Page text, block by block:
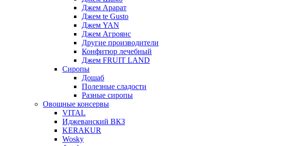
Джем Арарат
Джем te Gusto
Джем YAN
Джем Агроянс
Другие производители
Конфитюр лечебный
Джем FRUIT LAND
Сиропы
Дошаб
Полезные сладости
Разные сиропы
Овощные консервы
VITAL
Иджеванский ВКЗ
KERAKUR
Wosky